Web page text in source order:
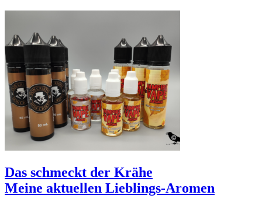
Das schmeckt der Krähe
Meine aktuellen Lieblings-Aromen